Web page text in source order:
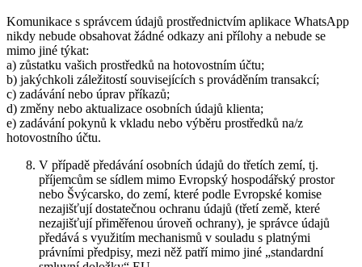
Komunikace s správcem údajů prostřednictvím aplikace WhatsApp
nikdy nebude obsahovat žádné odkazy ani přílohy a nebude se
mimo jiné týkat:
a) zůstatku vašich prostředků na hotovostním účtu;
b) jakýchkoli záležitostí souvisejících s prováděním transakcí;
c) zadávání nebo úprav příkazů;
d) změny nebo aktualizace osobních údajů klienta;
e) zadávání pokynů k vkladu nebo výběru prostředků na/z
hotovostního účtu.
V případě předávání osobních údajů do třetích zemí, tj.
příjemcům se sídlem mimo Evropský hospodářský prostor
nebo Švýcarsko, do zemí, které podle Evropské komise
nezajišťují dostatečnou ochranu údajů (třetí země, které
nezajišťují přiměřenou úroveň ochrany), je správce údajů
předává s využitím mechanismů v souladu s platnými
právními předpisy, mezi něž patří mimo jiné „standardní